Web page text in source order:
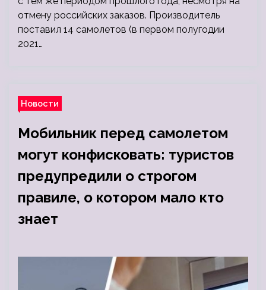
отмену российских заказов. Производитель
поставил 14 самолетов (в первом полугодии
2021…
Новости
Мобильник перед самолетом
могут конфисковать: туристов
предупредили о строгом
правиле, о котором мало кто
знает